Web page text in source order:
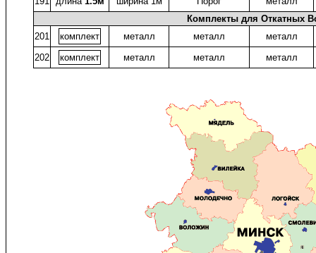
Комплекты для Откатных
201
комплект металл металл
металл
202
комплект металл металл металл